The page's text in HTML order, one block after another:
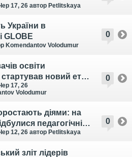
17, 26 автор Petlitskaya
0
України в
GLOBE
Komendantov Volodumur
0
освіти
новий етап
екологічної
17, 26
Volodumur
0
діями: на
педагогічні
«Топ-менеджер
12, 26 автор Petlitskaya
зліт лідерів